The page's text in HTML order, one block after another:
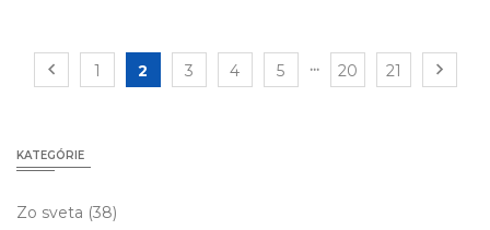
1 2 3 4 5 ... 20 21
KATEGÓRIE
Zo sveta (38)